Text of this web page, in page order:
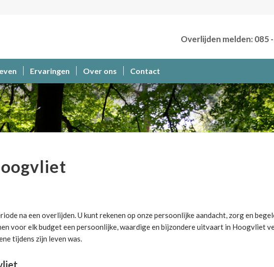
Overlijden melden: 085
Ervaringen Over ons Contact
na een overlijden. U kunt rekenen op onze persoonlijke aandacht, zorg en
voor elk budget een persoonlijke, waardige en bijzondere uitvaart in Hoogvliet
tijdens zijn leven was.